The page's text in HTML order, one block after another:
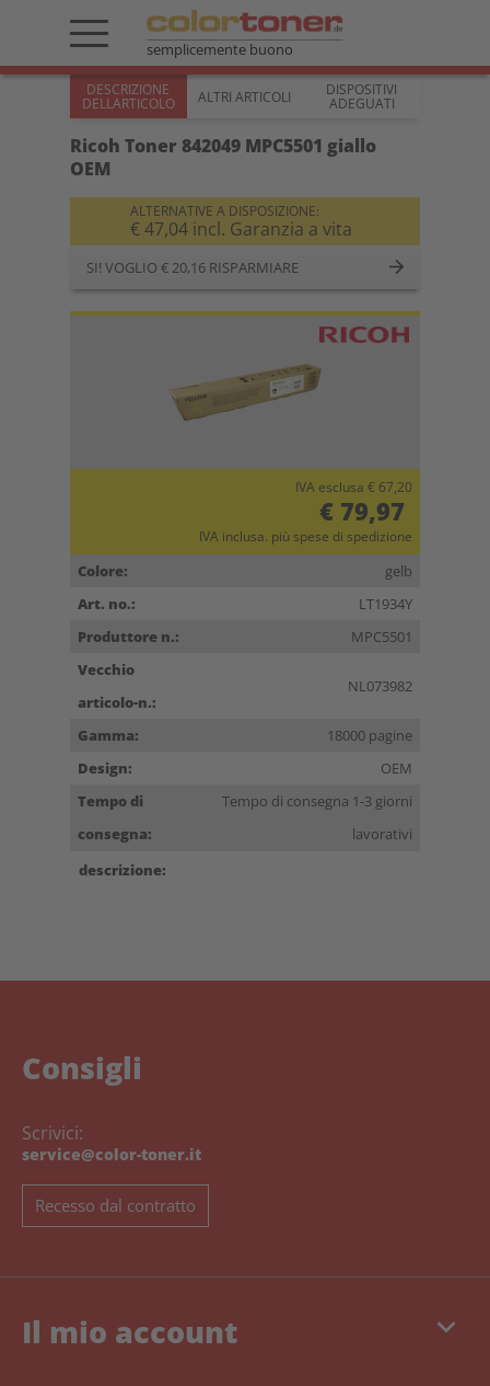
semplicemente buono
DESCRIZIONE
DELLARTICOLO ALTRI ARTICOLI DISPOSITIVI
ADEGUATI
Ricoh Toner 842049 MPC5501 giallo
OEM
ALTERNATIVE A DISPOSIZIONE:
€ 47,04 incl. Garanzia a vita
SI! VOGLIO € 20,16 RISPARMIARE
IVA esclusa € 67,20
€ 79,97
IVA inclusa. più spese di spedizione
Colore:
gelb
Art. no.:
LT1934Y
Produttore n.:
MPC5501
Vecchio
articolo-n.:
NL073982
Gamma:
18000 pagine
Design:
OEM
Tempo di
consegna:
Tempo di consegna 1-3 giorni
lavorativi
descrizione:
Consigli
Scrivici:
service@color-toner.it
Recesso dal contratto
keyboard_arrow_down
Il mio account